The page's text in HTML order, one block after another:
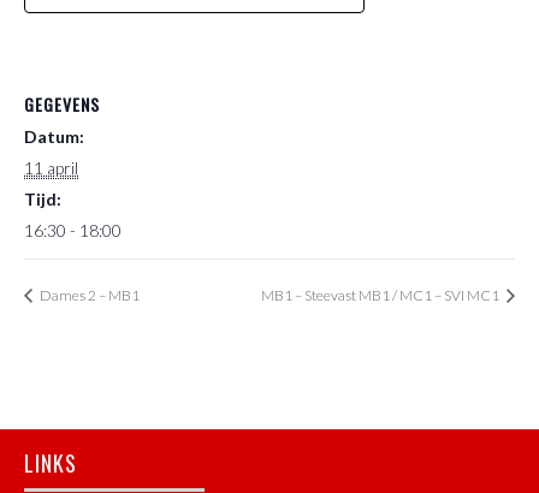
GEGEVENS
Datum:
11 april
Tijd:
16:30 - 18:00
Dames 2 – MB1 MB1 – Steevast MB1 / MC1 – SVI MC1
Footer
LINKS